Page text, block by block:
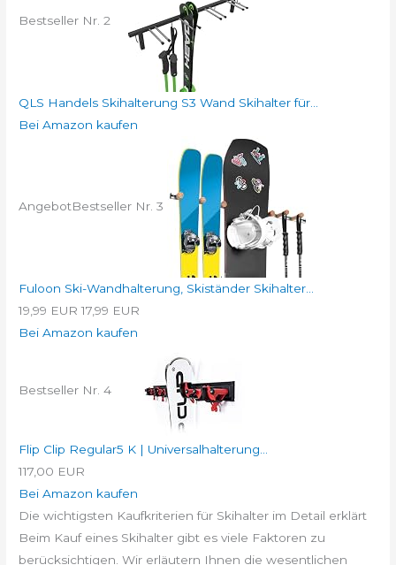
Bestseller Nr. 2
QLS Handels Skihalterung S3 Wand Skihalter für...
Bei Amazon kaufen
AngebotBestseller Nr. 3
Fuloon Ski-Wandhalterung, Skiständer Skihalter...
19,99 EUR 17,99 EUR
Bei Amazon kaufen
Bestseller Nr. 4
Flip Clip Regular5 K | Universalhalterung...
117,00 EUR
Bei Amazon kaufen
Die wichtigsten Kaufkriterien für Skihalter im Detail erklärt
Beim Kauf eines Skihalter gibt es viele Faktoren zu
berücksichtigen. Wir erläutern Ihnen die wesentlichen